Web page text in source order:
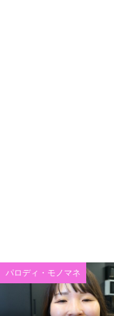
パロディ・モノマネ